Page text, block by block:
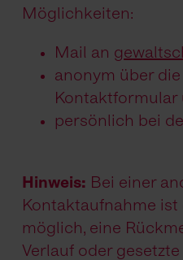
Möglichkeiten:
Mail an
anonym über
Kontaktformular
persönlich bei
Hinweis: Bei einer
Kontaktaufnahme
möglich, eine
Verlauf oder